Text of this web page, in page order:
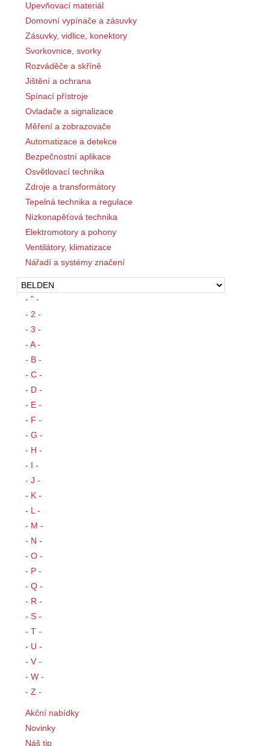
Upevňovací materiál
Domovní vypínače a zásuvky
Zásuvky, vidlice, konektory
Svorkovnice, svorky
Rozváděče a skříně
Jištění a ochrana
Spínací přístroje
Ovladače a signalizace
Měření a zobrazovače
Automatizace a detekce
Bezpečnostní aplikace
Osvětlovací technika
Zdroje a transformátory
Tepelná technika a regulace
Nízkonapěťová technika
Elektromotory a pohony
Ventilátory, klimatizace
Nářadí a systémy značení
- " -
- 2 -
- 3 -
- A -
- B -
- C -
- D -
- E -
- F -
- G -
- H -
- I -
- J -
- K -
- L -
- M -
- N -
- O -
- P -
- Q -
- R -
- S -
- T -
- U -
- V -
- W -
- Z -
Akční nabídky
Novinky
Náš tip